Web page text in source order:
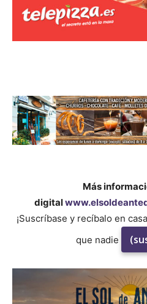
Más
digital
¡Suscríbase y recíbalo en
que nadie